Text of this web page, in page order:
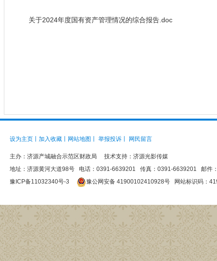
关于2024年度国有资产管理情况的综合报告.doc
设为主页 加入收藏 网站地图 举报投诉 网民留言
主办： 济源产城融合示范区财政局 技术支持：济源光影传媒
地址：济源黄河大道98号 电话：0391-6639201 传真：0391-6639201 邮件
豫ICP备11032340号-3
豫公网安备 41900102410928号 网站标识码：